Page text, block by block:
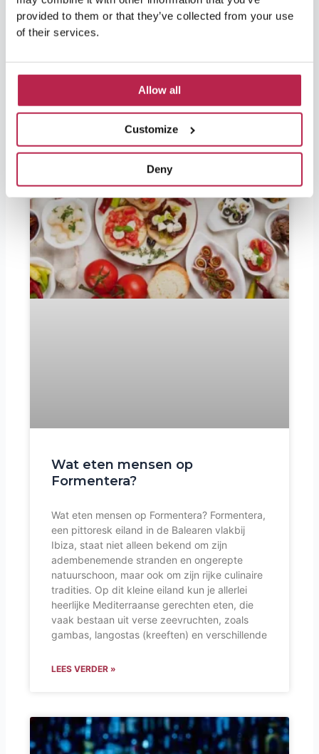
provided to them or that they’ve collected from your use
of their services.
Allow all
Customize
Deny
Ibiza is onderdeel van Spanje en daarmee van
de Europese Unie, dus is de officiële valuta op
LEES VERDER »
Wat eten mensen op
Formentera?
Wat eten mensen op Formentera? Formentera,
een pittoresk eiland in de Balearen vlakbij
Ibiza, staat niet alleen bekend om zijn
adembenemende stranden en ongerepte
natuurschoon, maar ook om zijn rijke culinaire
tradities. Op dit kleine eiland kun je allerlei
heerlijke Mediterraanse gerechten eten, die
vaak bestaan uit verse zeevruchten, zoals
gambas, langostas (kreeften) en verschillende
LEES VERDER »